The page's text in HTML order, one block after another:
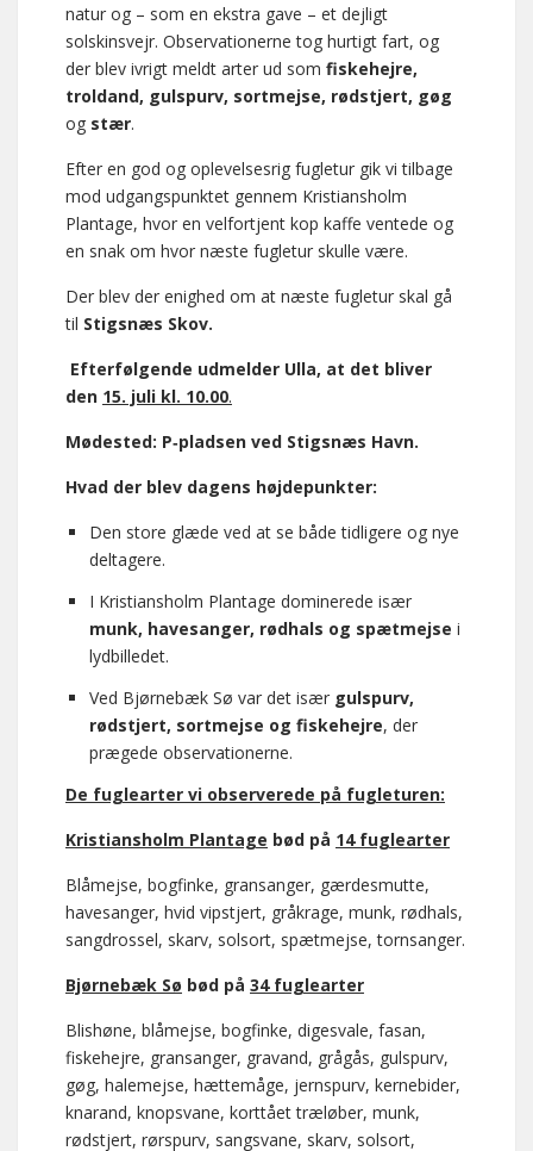
natur og – som en ekstra gave – et dejligt
solskinsvejr. Observationerne tog hurtigt fart, og
der blev ivrigt meldt arter ud som fiskehejre,
troldand, gulspurv, sortmejse, rødstjert, gøg
og stær.
Efter en god og oplevelsesrig fugletur gik vi tilbage
mod udgangspunktet gennem Kristiansholm
Plantage, hvor en velfortjent kop kaffe ventede og
en snak om hvor næste fugletur skulle være.
Der blev der enighed om at næste fugletur skal gå
til Stigsnæs Skov.
Efterfølgende udmelder Ulla, at det bliver
den 15. juli kl. 10.00.
Mødested: P‑pladsen ved Stigsnæs Havn.
Hvad der blev dagens højdepunkter:
Den store glæde ved at se både tidligere og nye
deltagere.
I Kristiansholm Plantage dominerede især
munk, havesanger, rødhals og spætmejse i
lydbilledet.
Ved Bjørnebæk Sø var det især gulspurv,
rødstjert, sortmejse og fiskehejre, der
prægede observationerne.
De fuglearter vi observerede på fugleturen:
Kristiansholm Plantage bød på 14 fuglearter
Blåmejse, bogfinke, gransanger, gærdesmutte,
havesanger, hvid vipstjert, gråkrage, munk, rødhals,
sangdrossel, skarv, solsort, spætmejse, tornsanger.
Bjørnebæk Sø bød på 34 fuglearter
Blishøne, blåmejse, bogfinke, digesvale, fasan,
fiskehejre, gransanger, gravand, grågås, gulspurv,
gøg, halemejse, hættemåge, jernspurv, kernebider,
knarand, knopsvane, korttået træløber, munk,
rødstjert, rørspurv, sangsvane, skarv, solsort,